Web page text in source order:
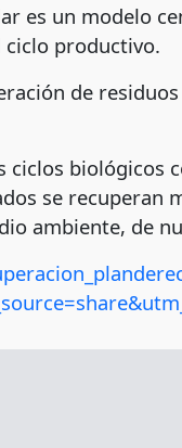
es un modelo
ciclo productivo.
de
se
ambiente, de